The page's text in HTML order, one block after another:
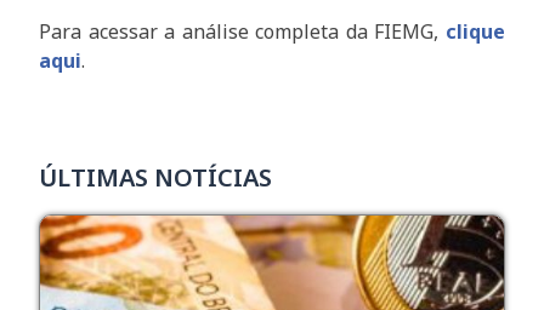
Para acessar a análise completa da FIEMG, clique
aqui.
ÚLTIMAS NOTÍCIAS